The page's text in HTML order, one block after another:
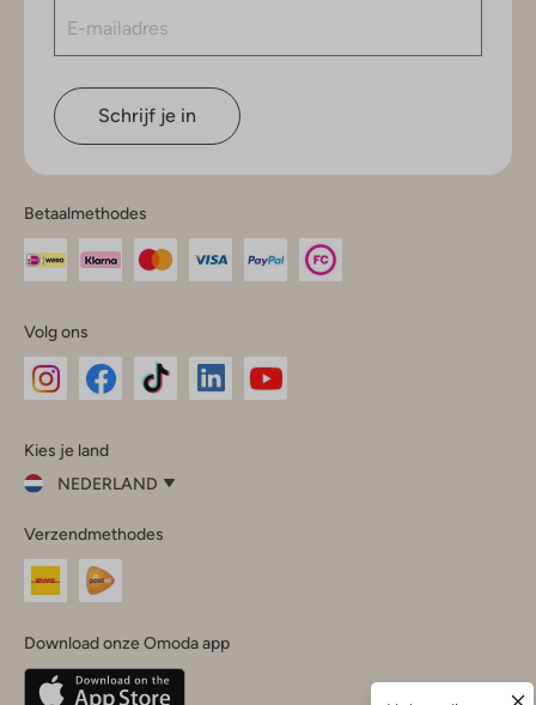
Schrijf je in
Betaalmethodes
Volg ons
InstagramFacebook
Kies je land
NEDERLAND
je
land
Nederland
Belgique(Français)
Verzendmethodes
Download onze Omoda app